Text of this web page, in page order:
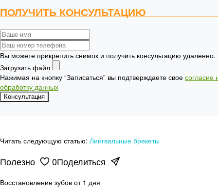
ПОЛУЧИТЬ КОНСУЛЬТАЦИЮ
Вы можете прикрепить снимок и получить консультацию удаленно.
Загрузить файл
Нажимая на кнопку “Записаться” вы подтверждаете свое согласие
обработку данных
Читать следующую статью: Лингвальные брекеты
Полезно 0Поделиться
Восстановление зубов от 1 дня